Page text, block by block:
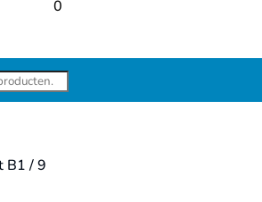
0
B1 / 9